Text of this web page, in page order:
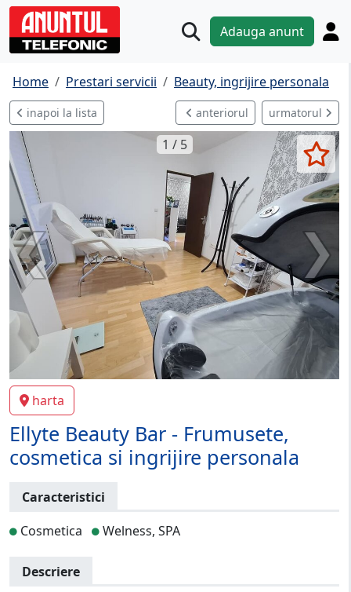
Adauga anunt
Home Prestari servicii Beauty, ingrijire personala
inapoi la lista anteriorul urmatorul
1 / 5
harta
Ellyte Beauty Bar - Frumusete,
cosmetica si ingrijire personala
Caracteristici
Cosmetica
Welness, SPA
Descriere